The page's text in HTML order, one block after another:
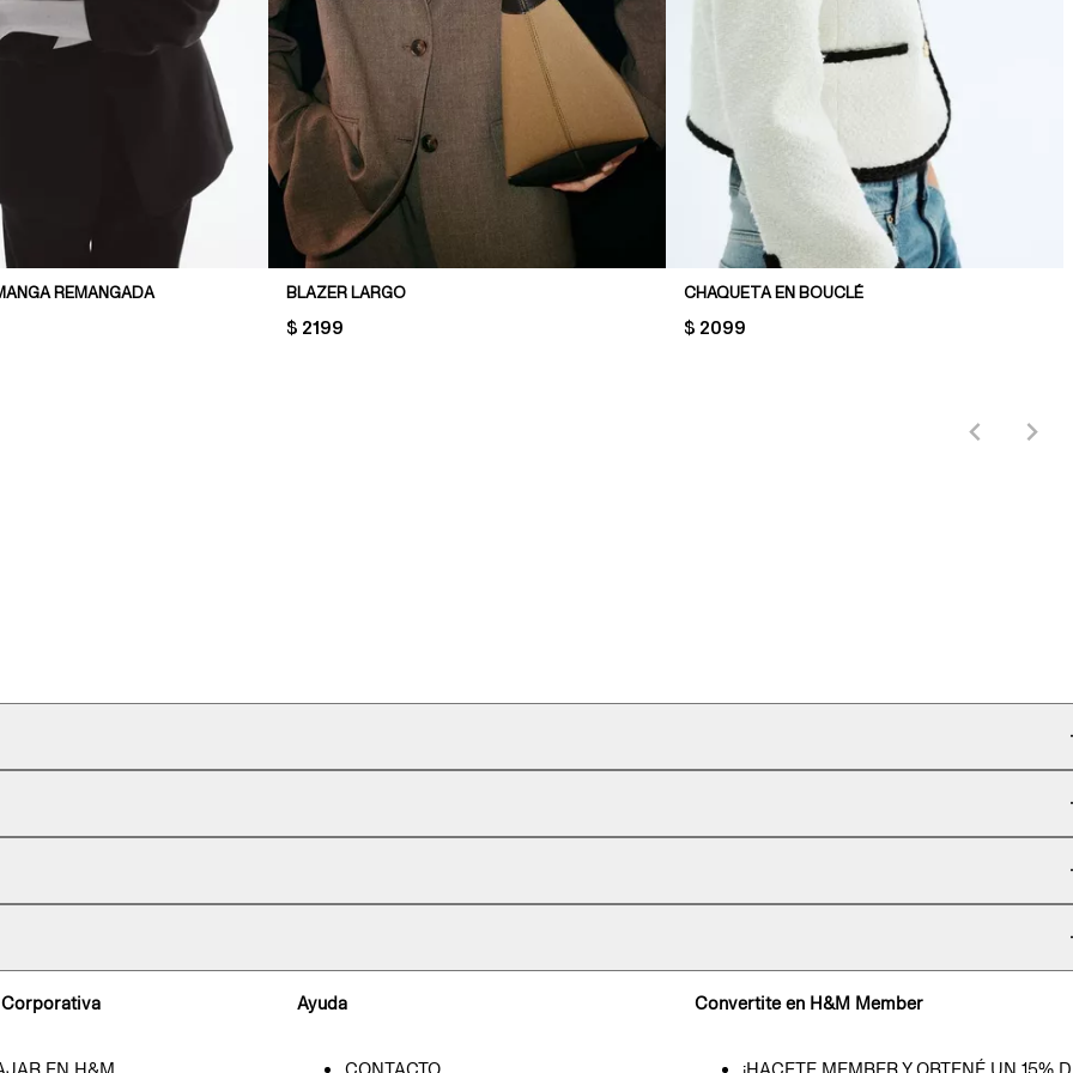
REMANGADA BLAZER LARGO
PRICE:
$ 2199
CHAQUETA EN BOUCLÉ
PRICE:
$ 2099
EN H&M
Ayuda
CONTACTO
Convertite en H&M Member
¡HACETE MEMBER Y OBTENÉ UN 15%